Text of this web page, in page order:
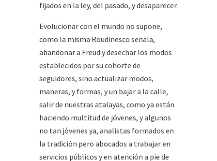
fijados en la ley, del pasado, y desaparecer.
Evolucionar con el mundo no supone,
como la misma Roudinesco señala,
abandonar a Freud y desechar los modos
establecidos por su cohorte de
seguidores, sino actualizar modos,
maneras, y formas, y un bajar a la calle,
salir de nuestras atalayas, como ya están
haciendo multitud de jóvenes, y algunos
no tan jóvenes ya, analistas formados en
la tradición pero abocados a trabajar en
servicios públicos y en atención a pie de